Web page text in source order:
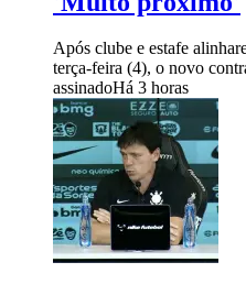
Após clube e estafe
terça-feira (4), o novo
assinadoHá 3 horas